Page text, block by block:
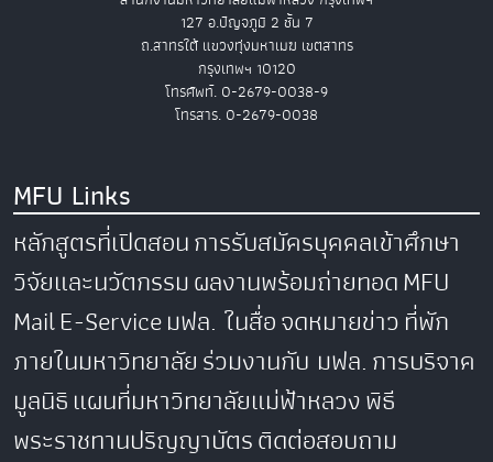
127 อ.ปัญจภูมิ 2 ชั้น 7
ถ.สาทรใต้ แขวงทุ่งมหาเมฆ เขตสาทร
กรุงเทพฯ 10120
โทรศัพท์. 0-2679-0038-9
โทรสาร. 0-2679-0038
MFU Links
หลักสูตรที่เปิดสอนการรับสมัครบุคคลเข้าศึกษา
วิจัยและนวัตกรรมผลงานพร้อมถ่ายทอดMFU
MailE-Serviceมฟล. ในสื่อจดหมายข่าวที่พัก
ภายในมหาวิทยาลัยร่วมงานกับ มฟล.การบริจาค
มูลนิธิแผนที่มหาวิทยาลัยแม่ฟ้าหลวงพิธี
พระราชทานปริญญาบัตรติดต่อสอบถาม